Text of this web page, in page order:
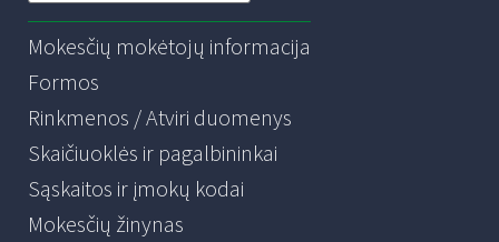
Mokesčių mokėtojų informacija
Formos
Rinkmenos / Atviri duomenys
Skaičiuoklės ir pagalbininkai
Sąskaitos ir įmokų kodai
Mokesčių žinynas